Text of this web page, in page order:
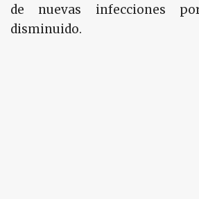
de nuevas infecciones
disminuido.